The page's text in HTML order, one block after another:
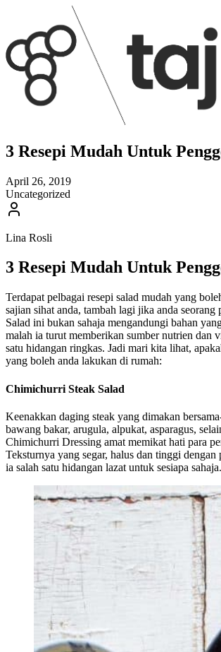
3 Resepi Mudah Untuk
April 26, 2019
Uncategorized
Lina Rosli
3 Resepi Mudah Untuk
Terdapat pelbagai resepi salad mudah yang
sajian sihat anda, tambah lagi jika anda seorang
Salad ini bukan sahaja mengandungi bahan
malah ia turut memberikan sumber nutrien dan
satu hidangan ringkas. Jadi mari kita lihat,
yang boleh anda lakukan di rumah:
Chimichurri Steak Salad
Keenakkan daging steak yang dimakan
bawang bakar, arugula, alpukat, asparagus,
Chimichurri Dressing amat memikat hati para
Teksturnya yang segar, halus dan tinggi dengan
ia salah satu hidangan lazat untuk sesiapa sahaja.